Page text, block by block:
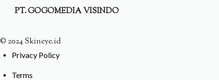
PT. GOGOMEDIA VISINDO
© 2024 Skineye.id
Privacy Policy
Terms